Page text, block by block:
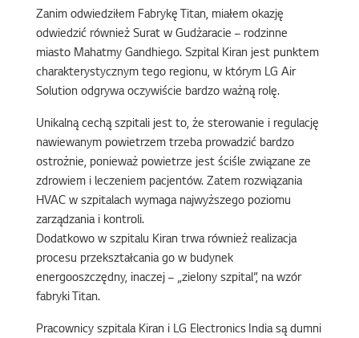
Zanim odwiedziłem Fabrykę Titan, miałem okazję
odwiedzić również Surat w Gudżaracie – rodzinne
miasto Mahatmy Gandhiego. Szpital Kiran jest punktem
charakterystycznym tego regionu, w którym LG Air
Solution odgrywa oczywiście bardzo ważną rolę.
Unikalną cechą szpitali jest to, że sterowanie i regulację
nawiewanym powietrzem trzeba prowadzić bardzo
ostrożnie, ponieważ powietrze jest ściśle związane ze
zdrowiem i leczeniem pacjentów. Zatem rozwiązania
HVAC w szpitalach wymaga najwyższego poziomu
zarządzania i kontroli.
Dodatkowo w szpitalu Kiran trwa również realizacja
procesu przekształcania go w budynek
energooszczędny, inaczej – „zielony szpital”, na wzór
fabryki Titan.
Pracownicy szpitala Kiran i LG Electronics India są dumni